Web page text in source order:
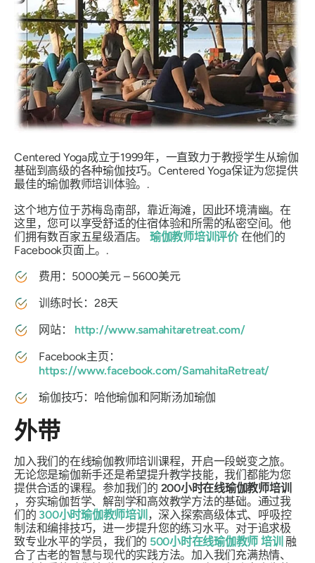
Centered Yoga成立于1999年，一直致力于教授学生从瑜伽
基础到高级的各种瑜伽技巧。Centered Yoga保证为您提供
最佳的瑜伽教师培训体验。.
这个地方位于苏梅岛南部，靠近海滩，因此环境清幽。在
这里，您可以享受舒适的住宿体验和所需的私密空间。他
们拥有数百家五星级酒店。 瑜伽教师培训评价在他们的
Facebook页面上。.
费用：5000美元 – 5600美元
训练时长：28天
网站： http://www.samahitaretreat.com/
Facebook主页：
https://www.facebook.com/SamahitaRetreat/
瑜伽技巧：哈他瑜伽和阿斯汤加瑜伽
外带
加入我们的在线瑜伽教师培训课程，开启一段蜕变之旅。
无论您是瑜伽新手还是希望提升教学技能，我们都能为您
提供合适的课程。参加我们的 200小时在线瑜伽教师培训
，夯实瑜伽哲学、解剖学和高效教学方法的基础。通过我
们的 300小时瑜伽教师培训 ，深入探索高级体式、呼吸控
制法和编排技巧，进一步提升您的练习水平。对于追求极
致专业水平的学员，我们的 500小时在线瑜伽教师 培训 融
合了古老的智慧与现代的实践方法。加入我们充满热情、